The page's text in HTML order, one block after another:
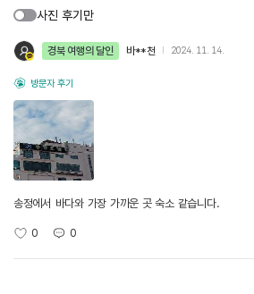
사진 후기만
경북 여행의 달인 바**천 2024. 11. 14.
방문자 후기
송정에서 바다와 가장 가까운 곳 숙소 같습니다.
0 0